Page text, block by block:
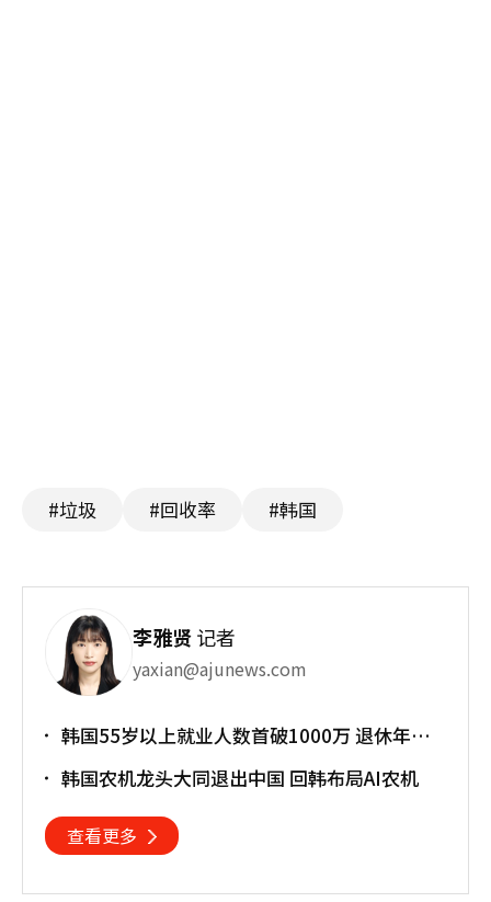
#垃圾 #回收率 #韩国
李雅贤记者
yaxian@ajunews.com
韩国55岁以上就业人数首破1000万 退休年龄
韩国农机龙头大同退出中国 回韩布局AI农机
查看更多